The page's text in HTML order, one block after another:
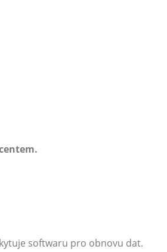
softwaru pro obnovu dat.